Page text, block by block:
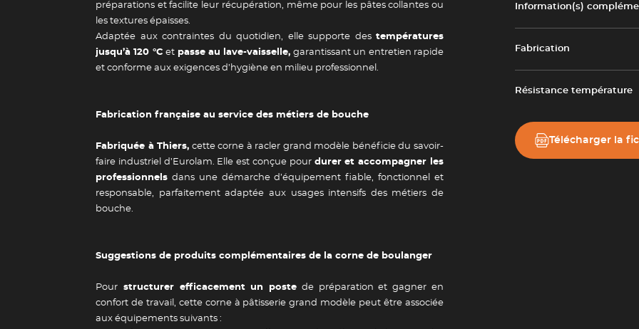
préparations et facilite leur récupération, même pour les pâtes collantes ou
les textures épaisses.
Adaptée aux contraintes du quotidien, elle supporte des températures
jusqu’à 120 °C et passe au lave-vaisselle, garantissant un entretien rapide
et conforme aux exigences d’hygiène en milieu professionnel.
Fabrication française au service des métiers de bouche
Fabriquée à Thiers, cette corne à racler grand modèle bénéficie du savoir-
faire industriel d’Eurolam. Elle est conçue pour durer et accompagner les
professionnels dans une démarche d’équipement fiable, fonctionnel et
responsable, parfaitement adaptée aux usages intensifs des métiers de
bouche.
Suggestions de produits complémentaires de la corne de boulanger
Pour structurer efficacement un poste de préparation et gagner en
confort de travail, cette corne à pâtisserie grand modèle peut être associée
aux équipements suivants :
Information(s)
Fabrication
Résistance température
Télécharger la
Guide des tailles
Newsletter
Adresse e-mail *